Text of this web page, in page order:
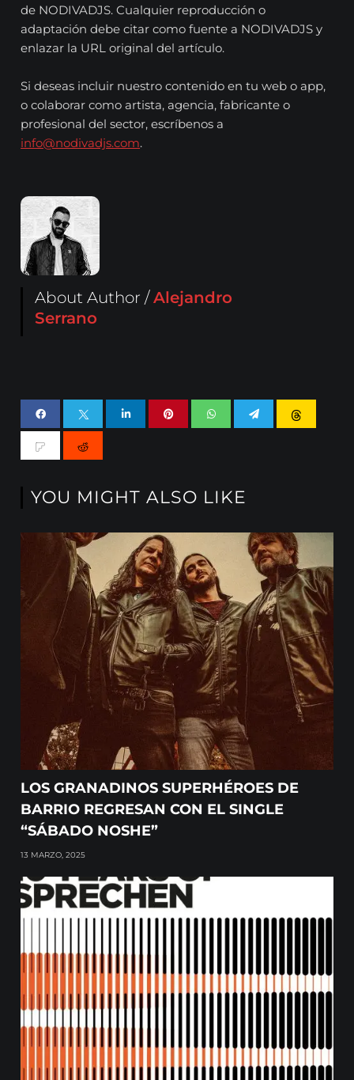
de NODIVADJS. Cualquier reproducción o
adaptación debe citar como fuente a NODIVADJS y
enlazar la URL original del artículo.
Si deseas incluir nuestro contenido en tu web o app,
o colaborar como artista, agencia, fabricante o
profesional del sector, escríbenos a
info@nodivadjs.com.
About Author /Alejandro
Serrano
YOU MIGHT ALSO LIKE
LOS GRANADINOS SUPERHÉROES DE
BARRIO REGRESAN CON EL SINGLE
“SÁBADO NOSHE”
13 MARZO, 2025